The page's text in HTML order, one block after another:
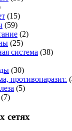
(15)
(59)
(2)
(25)
система (38)
(30)
противопаразит.
(5)
(7)
сетях